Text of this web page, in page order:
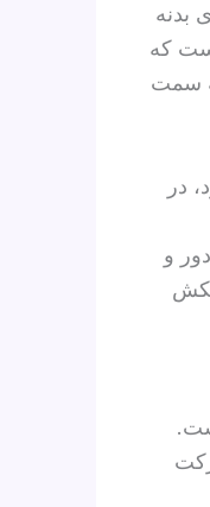
بدنه
که
سمت
در
و